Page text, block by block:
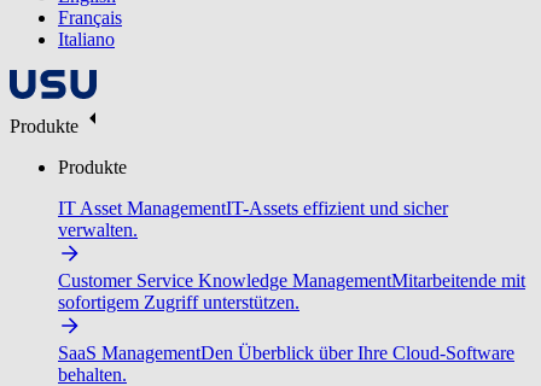
Français
Italiano
Produkte
Produkte
IT Asset ManagementIT-Assets effizient und sicher
verwalten.
Customer Service Knowledge ManagementMitarbeitende mit
sofortigem Zugriff unterstützen.
SaaS ManagementDen Überblick über Ihre Cloud-Software
behalten.